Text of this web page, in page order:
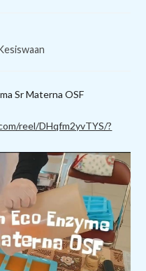
Sr Materna OSF
reel/DHqfm2yvTYS/?